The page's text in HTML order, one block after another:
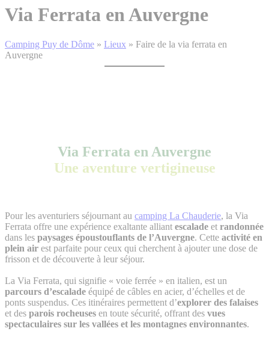
Via Ferrata en Auvergne
Camping Puy de Dôme » Lieux » Faire de la via ferrata en
Auvergne
Via Ferrata en Auvergne
Une aventure vertigineuse
Pour les aventuriers séjournant au camping La Chauderie, la Via
Ferrata offre une expérience exaltante alliant escalade et randonnée
dans les paysages époustouflants de l’Auvergne. Cette activité en
plein air est parfaite pour ceux qui cherchent à ajouter une dose de
frisson et de découverte à leur séjour.
La Via Ferrata, qui signifie « voie ferrée » en italien, est un
parcours d’escalade équipé de câbles en acier, d’échelles et de
ponts suspendus. Ces itinéraires permettent d’explorer des falaises
et des parois rocheuses en toute sécurité, offrant des vues
spectaculaires sur les vallées et les montagnes environnantes.